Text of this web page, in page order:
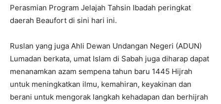
Perasmian Program Jelajah Tahsin Ibadah peringkat
daerah Beaufort di sini hari ini.
Ruslan yang juga Ahli Dewan Undangan Negeri (ADUN)
Lumadan berkata, umat Islam di Sabah juga diharap dapat
menanamkan azam sempena tahun baru 1445 Hijrah
untuk meningkatkan ilmu, kemahiran, keyakinan dan
berani untuk mengorak langkah kehadapan dan berhijrah